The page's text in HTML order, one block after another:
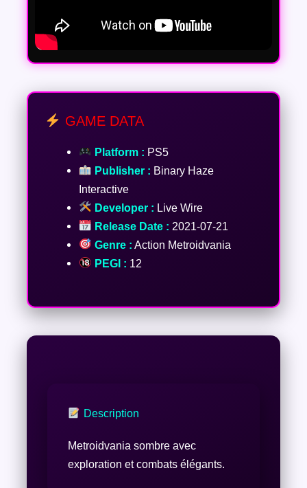
GAME DATA
Platform : PS5
Publisher : Binary Haze
Interactive
Developer : Live Wire
Release Date : 2021-07-21
Genre : Action Metroidvania
PEGI : 12
Description
Metroidvania sombre avec
exploration et combats élégants.